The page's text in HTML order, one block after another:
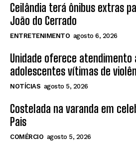
Ceilândia terá ônibus extras
João do Cerrado
ENTRETENIMENTO agosto 6, 2026
Unidade oferece atendimento
adolescentes vítimas de
NOTÍCIAS agosto 5, 2026
Costelada na varanda em
Pais
COMÉRCIO agosto 5, 2026